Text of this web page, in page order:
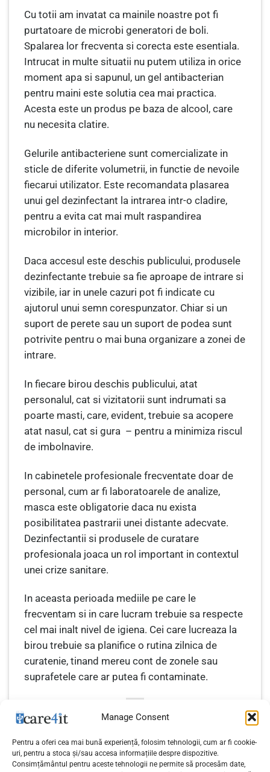
Manage Consent
Pentru a oferi cea mai bună experiență, folosim tehnologii, cum ar fi cookie-
uri, pentru a stoca și/sau accesa informațiile despre dispozitive.
Consimțământul pentru aceste tehnologii ne permite să procesăm date,
Cu totii am invatat ca mainile noastre pot fi
purtatoare de microbi generatori de boli.
Spalarea lor frecventa si corecta este esentiala.
Intrucat in multe situatii nu putem utiliza in orice
moment apa si sapunul, un gel antibacterian
pentru maini este solutia cea mai practica.
Acesta este un produs pe baza de alcool, care
nu necesita clatire.
Gelurile antibacteriene sunt comercializate in
sticle de diferite volumetrii, in functie de nevoile
fiecarui utilizator. Este recomandata plasarea
unui gel dezinfectant la intrarea intr-o cladire,
pentru a evita cat mai mult raspandirea
microbilor in interior.
Daca accesul este deschis publicului, produsele
dezinfectante trebuie sa fie aproape de intrare si
vizibile, iar in unele cazuri pot fi indicate cu
ajutorul unui semn corespunzator. Chiar si un
suport de perete sau un suport de podea sunt
potrivite pentru o mai buna organizare a zonei de
intrare.
In fiecare birou deschis publicului, atat
personalul, cat si vizitatorii sunt indrumati sa
poarte masti, care, evident, trebuie sa acopere
atat nasul, cat si gura – pentru a minimiza riscul
de imbolnavire.
In cabinetele profesionale frecventate doar de
personal, cum ar fi laboratoarele de analize,
masca este obligatorie daca nu exista
posibilitatea pastrarii unei distante adecvate.
Dezinfectantii si produsele de curatare
profesionala joaca un rol important in contextul
unei crize sanitare.
In aceasta perioada mediile pe care le
frecventam si in care lucram trebuie sa respecte
cel mai inalt nivel de igiena. Cei care lucreaza la
birou trebuie sa planifice o rutina zilnica de
curatenie, tinand mereu cont de zonele sau
suprafetele care ar putea fi contaminate.